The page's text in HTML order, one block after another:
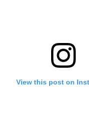
View this post on